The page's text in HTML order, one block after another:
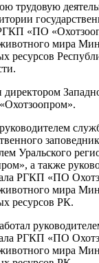
трудовую
«ПО
мира
ресурсов
директором
Уральского
а также
РГКП «ПО
мира
ресурсов РК.
РГКП «ПО
мира